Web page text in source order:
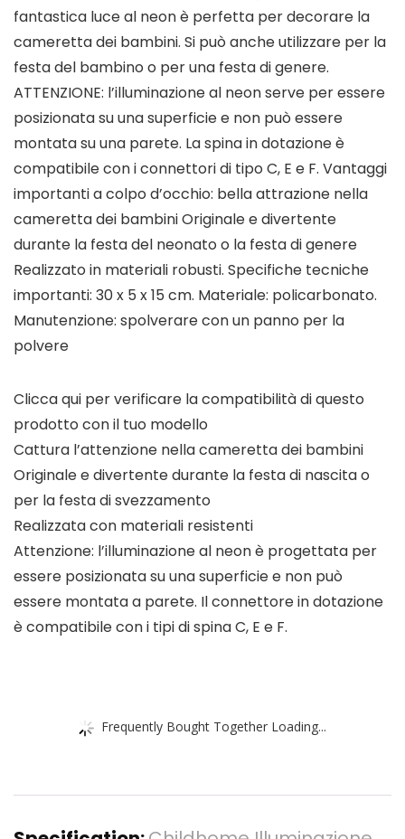
fantastica luce al neon è perfetta per decorare la
cameretta dei bambini. Si può anche utilizzare per la
festa del bambino o per una festa di genere.
ATTENZIONE: l’illuminazione al neon serve per essere
posizionata su una superficie e non può essere
montata su una parete. La spina in dotazione è
compatibile con i connettori di tipo C, E e F. Vantaggi
importanti a colpo d’occhio: bella attrazione nella
cameretta dei bambini Originale e divertente
durante la festa del neonato o la festa di genere
Realizzato in materiali robusti. Specifiche tecniche
importanti: 30 x 5 x 15 cm. Materiale: policarbonato.
Manutenzione: spolverare con un panno per la
polvere
Clicca qui per verificare la compatibilità di questo
prodotto con il tuo modello
Cattura l’attenzione nella cameretta dei bambini
Originale e divertente durante la festa di nascita o
per la festa di svezzamento
Realizzata con materiali resistenti
Attenzione: l’illuminazione al neon è progettata per
essere posizionata su una superficie e non può
essere montata a parete. Il connettore in dotazione
è compatibile con i tipi di spina C, E e F.
Frequently Bought Together Loading...